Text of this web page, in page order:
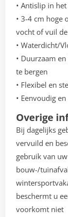
• Antislip in
• 3-4 cm hoge
vocht of vuil
• Waterdicht/
• Duurzaam
te bergen
• Flexibel en
• Eenvoudig
Overige
Bij dagelijks
vervuild en
gebruik van
bouw-/
beschermt u
voorkomt niet